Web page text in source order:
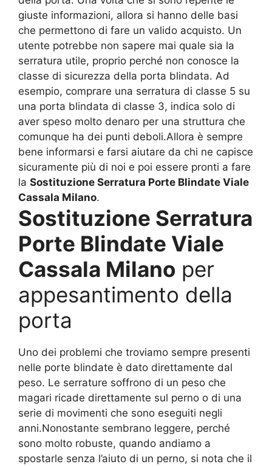
giuste informazioni, allora si hanno delle basi
che permettono di fare un valido acquisto. Un
utente potrebbe non sapere mai quale sia la
serratura utile, proprio perché non conosce la
classe di sicurezza della porta blindata. Ad
esempio, comprare una serratura di classe 5 su
una porta blindata di classe 3, indica solo di
aver speso molto denaro per una struttura che
comunque ha dei punti deboli.Allora è sempre
bene informarsi e farsi aiutare da chi ne capisce
sicuramente più di noi e poi essere pronti a fare
la Sostituzione Serratura Porte Blindate Viale
Cassala Milano.
Sostituzione Serratura
Porte Blindate Viale
Cassala Milano per
appesantimento della
porta
Uno dei problemi che troviamo sempre presenti
nelle porte blindate è dato direttamente dal
peso. Le serrature soffrono di un peso che
magari ricade direttamente sul perno o di una
serie di movimenti che sono eseguiti negli
anni.Nonostante sembrano leggere, perché
sono molto robuste, quando andiamo a
spostarle senza l’aiuto di un perno, si nota che il